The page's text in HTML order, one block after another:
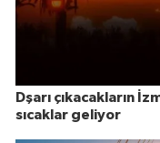
Dşarı çıkacakların
sıcaklar geliyor